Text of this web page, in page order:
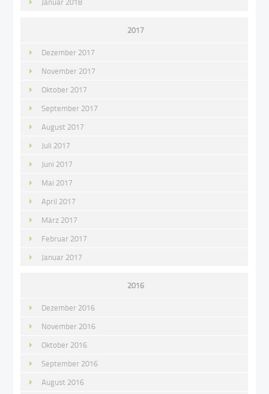
2017
Dezember 2017
November 2017
Oktober 2017
September 2017
August 2017
Juli 2017
Juni 2017
Mai 2017
April 2017
März 2017
Februar 2017
Januar 2017
2016
Dezember 2016
November 2016
Oktober 2016
September 2016
August 2016